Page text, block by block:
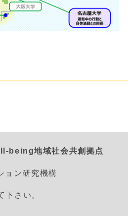
being地域社会共創拠点
ン研究機構
さい。